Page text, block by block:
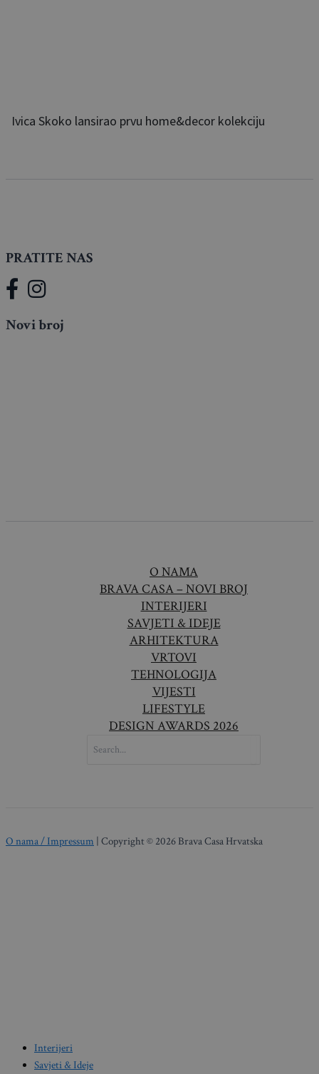
Ivica Skoko lansirao prvu home&decor kolekciju
PRATITE NAS
Novi broj
O NAMA
BRAVA CASA – NOVI BROJ
INTERIJERI
SAVJETI & IDEJE
ARHITEKTURA
VRTOVI
TEHNOLOGIJA
VIJESTI
LIFESTYLE
DESIGN AWARDS 2026
FOR:
O nama / Impressum | Copyright © 2026 Brava Casa Hrvatska
Interijeri
Savjeti & Ideje